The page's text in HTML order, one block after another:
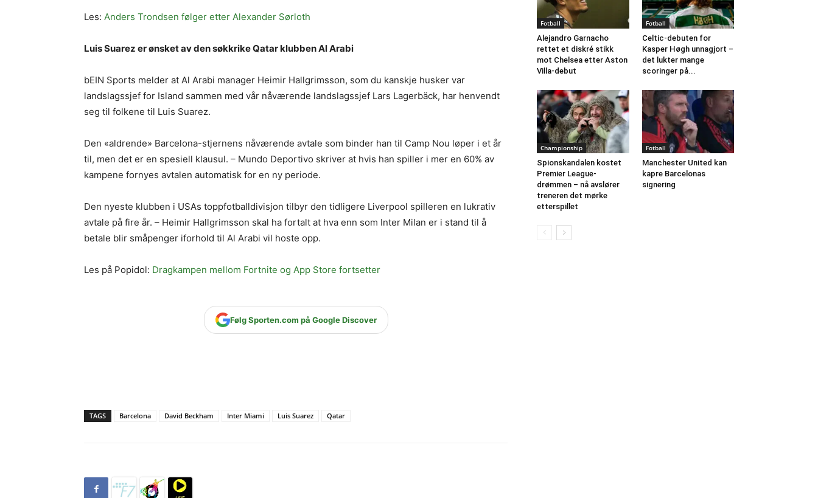
Les: Anders Trondsen følger etter Alexander Sørloth
Luis Suarez er ønsket av den søkkrike Qatar klubben Al Arabi
bEIN Sports melder at Al Arabi manager Heimir Hallgrimsson, som du kanskje husker var
landslagssjef for Island sammen med vår nåværende landslagssjef Lars Lagerbäck, har henvendt
seg til folkene til Luis Suarez.
Den «aldrende» Barcelona-stjernens nåværende avtale som binder han til Camp Nou løper i et år
til, men det er en spesiell klausul. – Mundo Deportivo skriver at hvis han spiller i mer en 60% av
kampene fornyes avtalen automatisk for en ny periode.
Den nyeste klubben i USAs toppfotballdivisjon tilbyr den tidligere Liverpool spilleren en lukrativ
avtale på fire år. – Heimir Hallgrimsson skal ha fortalt at hva enn som Inter Milan er i stand til å
betale blir småpenger iforhold til Al Arabi vil hoste opp.
Les på Popidol: Dragkampen mellom Fortnite og App Store fortsetter
Følg Sporten.com på Google Discover
TAGS Barcelona David Beckham Inter Miami Luis Suarez Qatar
Fotball
Alejandro Garnacho
rettet et diskré stikk
mot Chelsea etter Aston
Villa-debut
Fotball
Celtic-debuten for
Kasper Høgh unnagjort –
det lukter mange
scoringer på...
Championship
Spionskandalen kostet
Premier League-
drømmen – nå avslører
treneren det mørke
etterspillet
Fotball
Manchester United kan
kapre Barcelonas
signering